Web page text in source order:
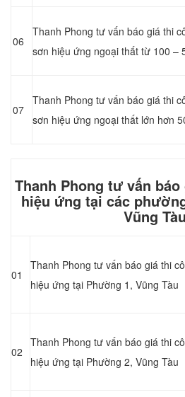
06
Thanh Phong tư vấn báo giá thi
sơn hiệu ứng ngoại thất từ 100 –
07
Thanh Phong tư vấn báo giá thi
sơn hiệu ứng ngoại thất lớn hơn
Thanh Phong tư vấn
hiệu ứng tại các
Vũng Tàu
01
Thanh Phong tư vấn báo giá thi
hiệu ứng tại Phường 1, Vũng Tàu
02
Thanh Phong tư vấn báo giá thi
hiệu ứng tại Phường 2, Vũng Tàu